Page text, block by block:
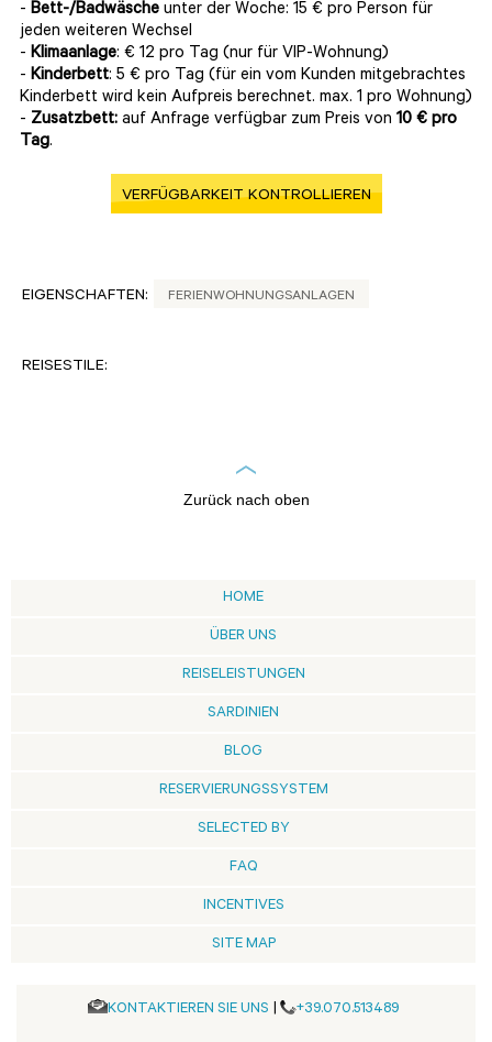
- Bett-/Badwäsche unter der Woche: 15 € pro Person für
jeden weiteren Wechsel
- Klimaanlage: € 12 pro Tag (nur für VIP-Wohnung)
- Kinderbett: 5 € pro Tag (für ein vom Kunden mitgebrachtes
Kinderbett wird kein Aufpreis berechnet. max. 1 pro Wohnung)
- Zusatzbett: auf Anfrage verfügbar zum Preis von 10 € pro
Tag.
VERFÜGBARKEIT KONTROLLIEREN
EIGENSCHAFTEN: FERIENWOHNUNGSANLAGEN
REISESTILE:
Zurück nach oben
HOME
ÜBER UNS
REISELEISTUNGEN
SARDINIEN
BLOG
RESERVIERUNGSSYSTEM
SELECTED BY
FAQ
INCENTIVES
SITE MAP
KONTAKTIEREN SIE UNS | +39.070.513489